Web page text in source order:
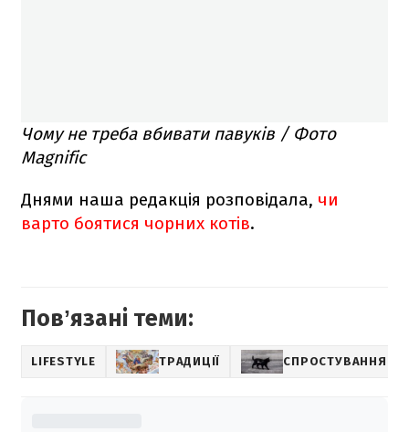
Чому не треба вбивати павуків / Фото
Magnific
Днями наша редакція розповідала, чи
варто боятися чорних котів.
Повʼязані теми:
LIFESTYLE ТРАДИЦІЇ СПРОСТУВАННЯ